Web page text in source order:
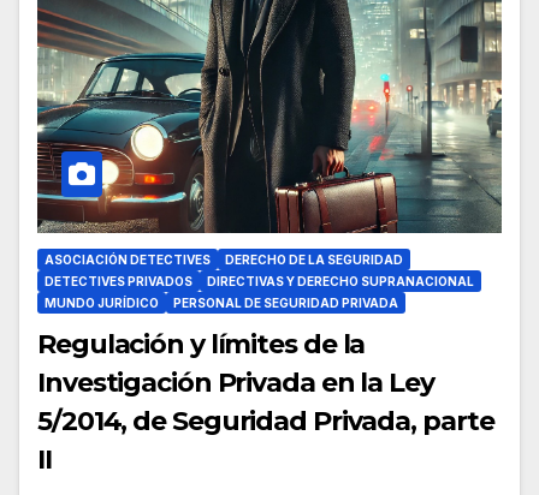
ASOCIACIÓN DETECTIVES
DERECHO DE LA SEGURIDAD
DETECTIVES PRIVADOS
DIRECTIVAS Y DERECHO SUPRANACIONAL
MUNDO JURÍDICO
PERSONAL DE SEGURIDAD PRIVADA
Regulación y límites de la
Investigación Privada en la Ley
5/2014, de Seguridad Privada, parte
II